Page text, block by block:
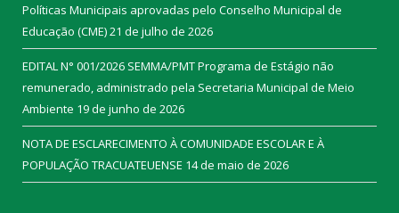
Políticas Municipais aprovadas pelo Conselho Municipal de
Educação (CME)21 de julho de 2026
EDITAL N° 001/2026 SEMMA/PMT Programa de Estágio não
remunerado, administrado pela Secretaria Municipal de Meio
Ambiente 19 de junho de 2026
NOTA DE ESCLARECIMENTO À COMUNIDADE ESCOLAR E À
POPULAÇÃO TRACUATEUENSE 14 de maio de 2026